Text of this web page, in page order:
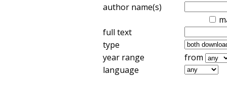
author name(s)
full text
type
year range
from
language